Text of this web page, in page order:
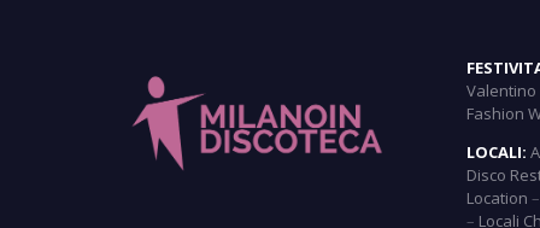
Valentino
Fashion
LOCALI:
Disco
Location
– Locali